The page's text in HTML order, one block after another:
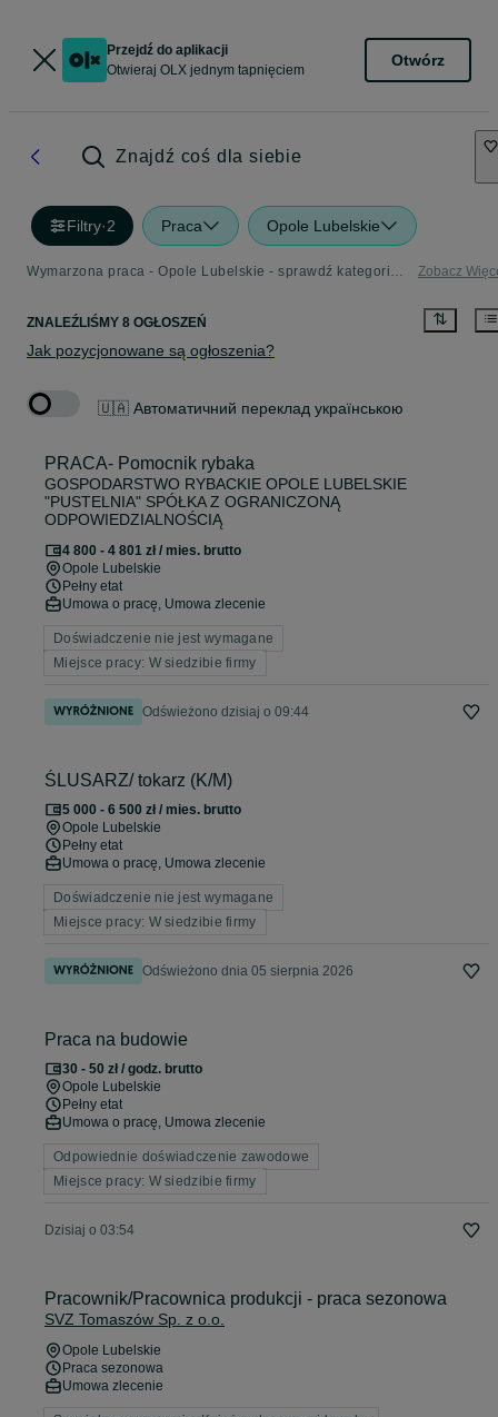
Przejdź do aplikacji
Otwieraj OLX jednym tapnięciem
Otwórz
Znajdź coś dla siebie
Filtry·2 Praca Opole Lubelskie
Wymarzona praca - Opole Lubelskie - sprawdź kategorię Praca Zobacz
ZNALEŹLIŚMY 8 OGŁOSZEŃ
Jak pozycjonowane są ogłoszenia?
🇺🇦 Автоматичний переклад українською
PRACA- Pomocnik rybaka
GOSPODARSTWO RYBACKIE OPOLE LUBELSKIE
"PUSTELNIA" SPÓŁKA Z OGRANICZONĄ
ODPOWIEDZIALNOŚCIĄ
4 800 - 4 801 zł / mies. brutto
Opole Lubelskie
Pełny etat
Umowa o pracę, Umowa zlecenie
Doświadczenie nie jest wymagane
Miejsce pracy: W siedzibie firmy
Odświeżono dzisiaj o 09:44
ŚLUSARZ/ tokarz (K/M)
5 000 - 6 500 zł / mies. brutto
Opole Lubelskie
Pełny etat
Umowa o pracę, Umowa zlecenie
Doświadczenie nie jest wymagane
Miejsce pracy: W siedzibie firmy
Odświeżono dnia 05 sierpnia 2026
Praca na budowie
30 - 50 zł / godz. brutto
Opole Lubelskie
Pełny etat
Umowa o pracę, Umowa zlecenie
Odpowiednie doświadczenie zawodowe
Miejsce pracy: W siedzibie firmy
Dzisiaj o 03:54
Pracownik/Pracownica produkcji - praca sezonowa
SVZ Tomaszów Sp. z o.o.
Opole Lubelskie
Praca sezonowa
Umowa zlecenie